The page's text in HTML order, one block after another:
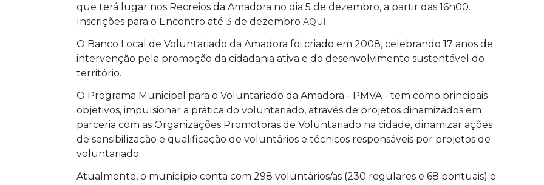
que terá lugar nos Recreios da Amadora no dia 5 de dezembro, a partir das 16h00.
Inscrições para o Encontro até 3 de dezembro AQUI.
O Banco Local de Voluntariado da Amadora foi criado em 2008, celebrando 17 anos de
intervenção pela promoção da cidadania ativa e do desenvolvimento sustentável do
território.
O Programa Municipal para o Voluntariado da Amadora - PMVA - tem como principais
objetivos, impulsionar a prática do voluntariado, através de projetos dinamizados em
parceria com as Organizações Promotoras de Voluntariado na cidade, dinamizar ações
de sensibilização e qualificação de voluntários e técnicos responsáveis por projetos de
voluntariado.
Atualmente, o município conta com 298 voluntários/as (230 regulares e 68 pontuais) e